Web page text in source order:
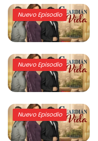
Nuevo Episodio
Nuevo Episodio
Nuevo Episodio